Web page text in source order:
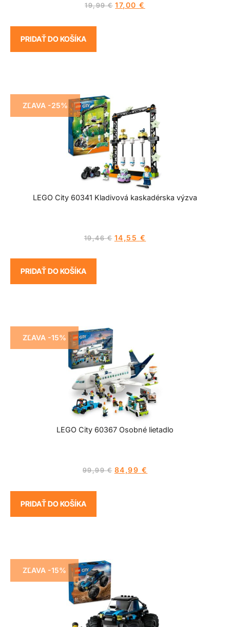
19,99€ 17,00€
PRIDAŤ DO KOŠÍKA
ZĽAVA -25%
LEGO City 60341 Kladivová kaskadérska výzva
19,46€ 14,55 €
PRIDAŤ DO KOŠÍKA
ZĽAVA -15%
LEGO City 60367 Osobné lietadlo
99,99€ 84,99 €
PRIDAŤ DO KOŠÍKA
ZĽAVA -15%